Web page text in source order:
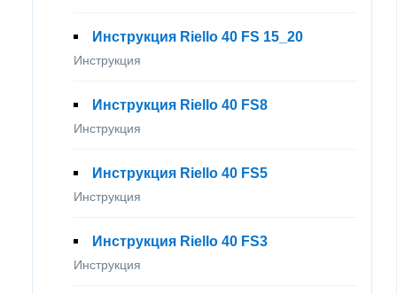
Инструкция Riello 40 FS 15_20
Инструкция
Инструкция Riello 40 FS8
Инструкция
Инструкция Riello 40 FS5
Инструкция
Инструкция Riello 40 FS3
Инструкция